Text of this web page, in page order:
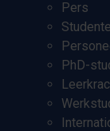
Pers
PhD-